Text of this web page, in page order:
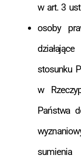
w art. 3
osoby
stosunku
w
Państwa